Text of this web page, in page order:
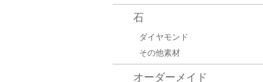
石
ダイヤモンド
その他素材
オーダーメイド